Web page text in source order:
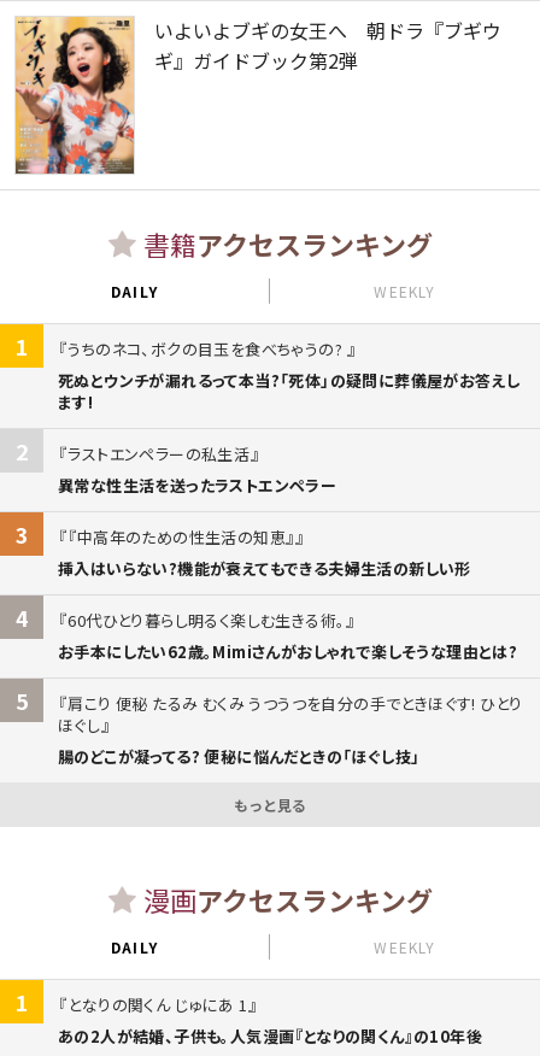
いよいよブギの女王へ 朝ドラ『ブギウ
ギ』ガイドブック第2弾
書籍アクセスランキング
DAILY WEEKLY
1
うちのネコ、ボクの目玉を食べちゃうの?
死ぬとウンチが漏れるって本当?「死体」の疑問に葬儀屋がお答えし
ます!
2
ラストエンペラーの私生活
異常な性生活を送ったラストエンペラー
3
『中高年のための性生活の知恵』
挿入はいらない?機能が衰えてもできる夫婦生活の新しい形
4
60代ひとり暮らし明るく楽しむ生きる術。
お手本にしたい62歳。Mimiさんがおしゃれで楽しそうな理由とは?
5
肩こり 便秘 たるみ むくみ うつうつを自分の手でときほぐす! ひとり
ほぐし
腸のどこが凝ってる? 便秘に悩んだときの「ほぐし技」
もっと見る
漫画アクセスランキング
DAILY WEEKLY
1
となりの関くん じゅにあ 1
あの2人が結婚、子供も。人気漫画『となりの関くん』の10年後